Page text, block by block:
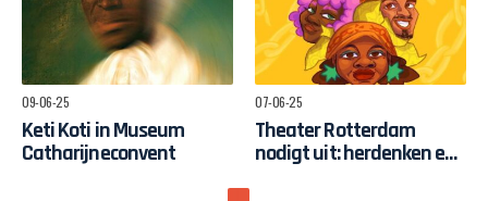
09-06-25
Keti Koti in Museum
Catharijneconvent
07-06-25
Theater Rotterdam
nodigt uit: herdenken en